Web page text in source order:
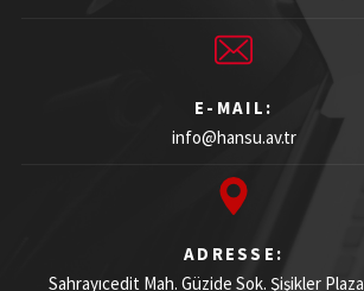
E-MAIL:
info@hansu.av.tr
ADRESSE:
Sahrayıcedit Mah. Güzide Sok. Şişikler Plaza